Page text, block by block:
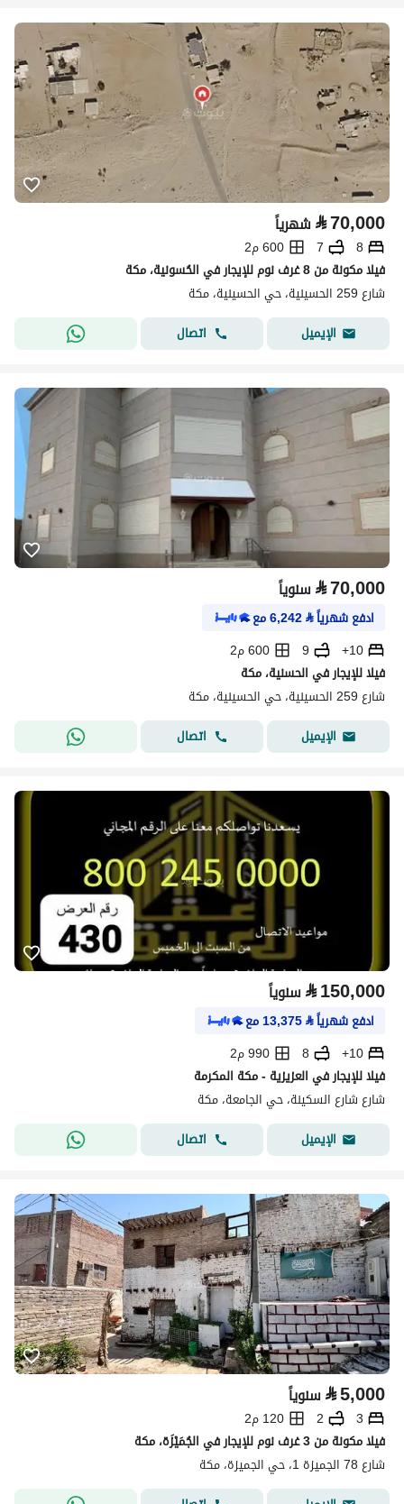
⃁70,000 شهرياً
8
7
600 م2
فيلا مكونة من 8 غرف نوم للإيجار في الحُسونية، مكة
شارع 259 الحسينية، حي الحسينية، مكة
الإيميل
اتصال
⃁70,000 سنوياً
ادفع شهرياً⃁
6,242مع
10+
9
600 م2
فيلا للإيجار في الحسنية، مكة
شارع 259 الحسينية، حي الحسينية، مكة
الإيميل
اتصال
⃁150,000 سنوياً
ادفع شهرياً⃁
13,375مع
10+
8
990 م2
فيلا للإيجار في العزيزية - مكة المكرمة
شارع شارع السكينة، حي الجامعة، مكة
الإيميل
اتصال
⃁5,000 سنوياً
3
2
120 م2
فيلا مكونة من 3 غرف نوم للإيجار في الجُمَيْزَة، مكة
شارع 78 الجميزة 1، حي الجميزة، مكة